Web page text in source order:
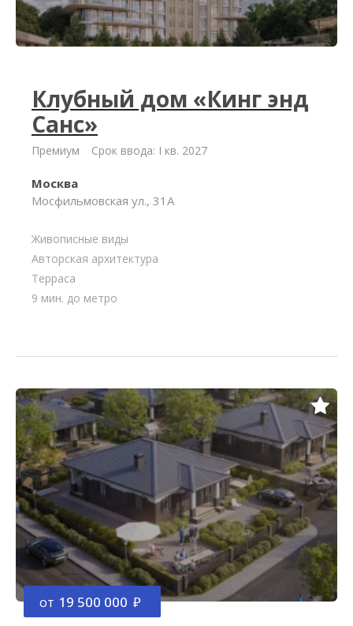
Клубный дом «Кинг энд
Санс»
Премиум Срок ввода: I кв. 2027
Москва
Мосфильмовская ул., 31А
Живописные виды
Авторская архитектура
Терраса
9 мин. до метро
от 19 500 000